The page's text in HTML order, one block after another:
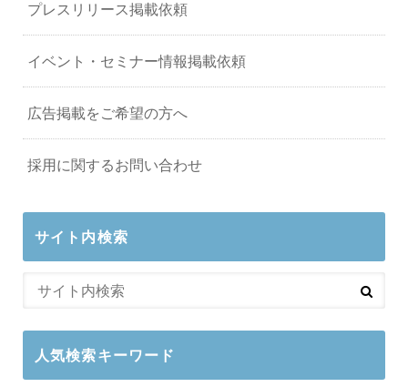
プレスリリース掲載依頼
イベント・セミナー情報掲載依頼
広告掲載をご希望の方へ
採用に関するお問い合わせ
サイト内検索
人気検索キーワード